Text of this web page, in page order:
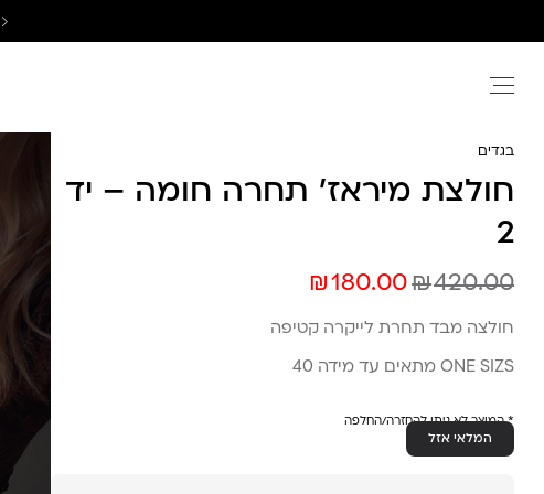
בגדים
חולצת מיראז׳ תחרה חומה – יד
2
₪180.00₪420.00
חולצה מבד תחרת לייקרה קטיפה
ONE SIZS מתאים עד מידה 40
* המוצר לא ניתן להחזרה/החלפה
המלאי אזל